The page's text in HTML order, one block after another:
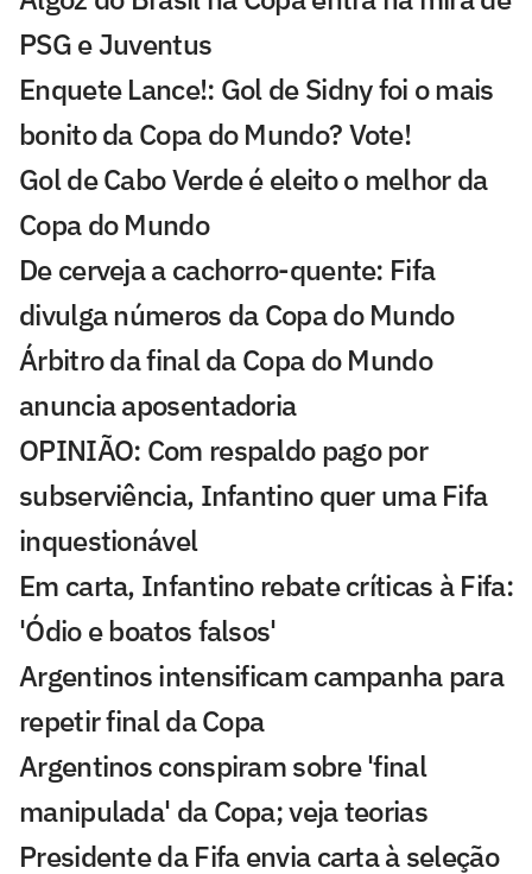
PSG e Juventus
Enquete Lance!: Gol de Sidny foi o mais
bonito da Copa do Mundo? Vote!
Gol de Cabo Verde é eleito o melhor da
Copa do Mundo
De cerveja a cachorro-quente: Fifa
divulga números da Copa do Mundo
Árbitro da final da Copa do Mundo
anuncia aposentadoria
OPINIÃO: Com respaldo pago por
subserviência, Infantino quer uma Fifa
inquestionável
Em carta, Infantino rebate críticas à Fifa:
'Ódio e boatos falsos'
Argentinos intensificam campanha para
repetir final da Copa
Argentinos conspiram sobre 'final
manipulada' da Copa; veja teorias
Presidente da Fifa envia carta à seleção